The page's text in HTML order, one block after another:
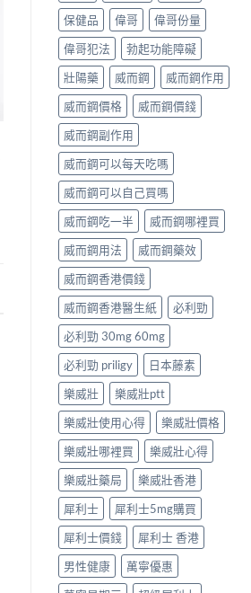
保健品
偉哥
偉哥份量
偉哥犯法
勃起功能障礙
壯陽藥
威而鋼
威而鋼作用
威而鋼價格
威而鋼價錢
威而鋼副作用
威而鋼可以每天吃嗎
威而鋼可以自己買嗎
威而鋼吃一半
威而鋼哪裡買
威而鋼用法
威而鋼藥效
威而鋼香港價錢
威而鋼香港醫生紙
必利勁
必利勁 30mg 60mg
必利勁 priligy
日本藤素
樂威壯
樂威壯ptt
樂威壯使用心得
樂威壯價格
樂威壯哪裡買
樂威壯心得
樂威壯藥局
樂威壯香港
犀利士
犀利士5mg購買
犀利士價錢
犀利士 香港
男性健康
萬寧優惠